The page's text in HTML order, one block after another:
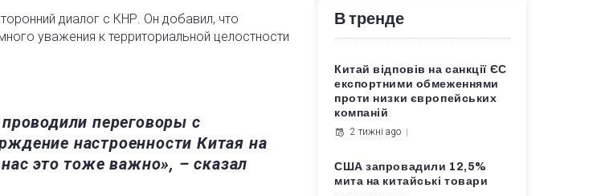
диалог с КНР. Он добавил, что
уважения к территориальной целостности
переговоры с
настроенности Китая на
это тоже важно», – сказал
В тренде
Китай відповів на санкції ЄС
експортними обмеженнями
проти низки європейських
компаній
2 тижні ago
США запровадили 12,5%
мита на китайські товари